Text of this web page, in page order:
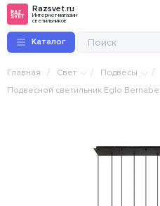
Razsvet.ru
Интернет-магазин
светильников
Каталог
Главная / Свет / Подвесы /
Подвесной светильник Eglo